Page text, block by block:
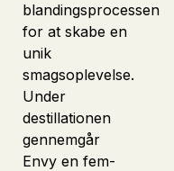
blandingsprocessen
for at skabe en
unik
smagsoplevelse.
Under
destillationen
gennemgår
Envy en fem-